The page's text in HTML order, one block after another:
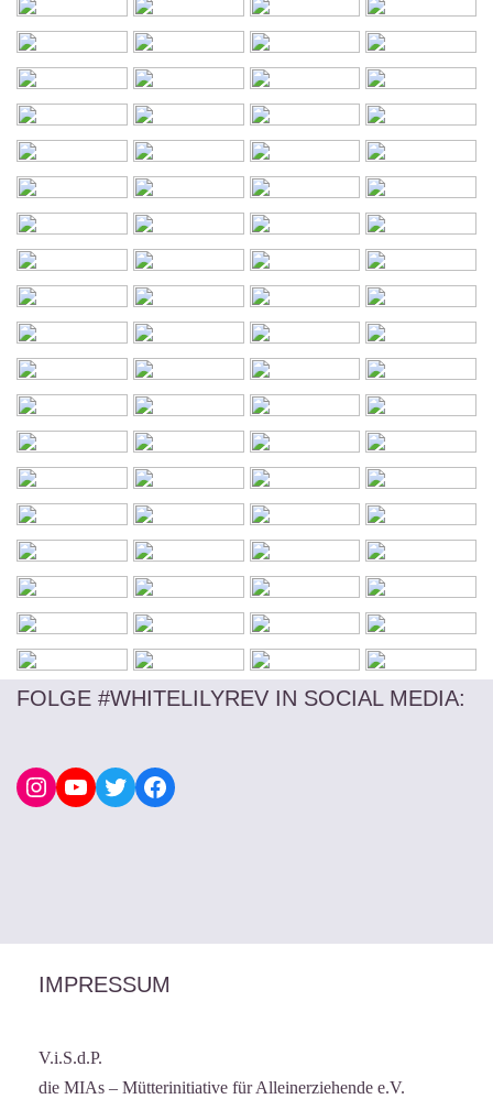
FOLGE #WHITELILYREV IN SOCIAL MEDIA:
IMPRESSUM
V.i.S.d.P.
die MIAs – Mütterinitiative für Alleinerziehende e.V.